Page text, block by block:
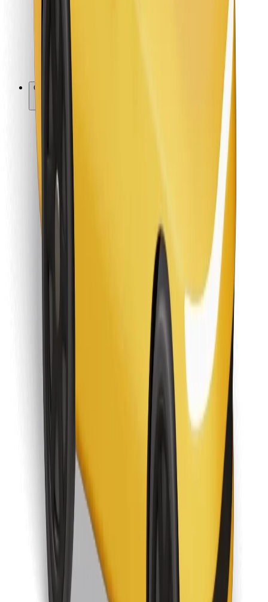
Bolt Food
Za vlasnike flota
Za restorane
Bolt for Business
Ostalo
Dobavljači
Kolačići
Sigurnost
Preuzmi aplikaciju Bolt
Preuzmi aplikaciju Bolt Food